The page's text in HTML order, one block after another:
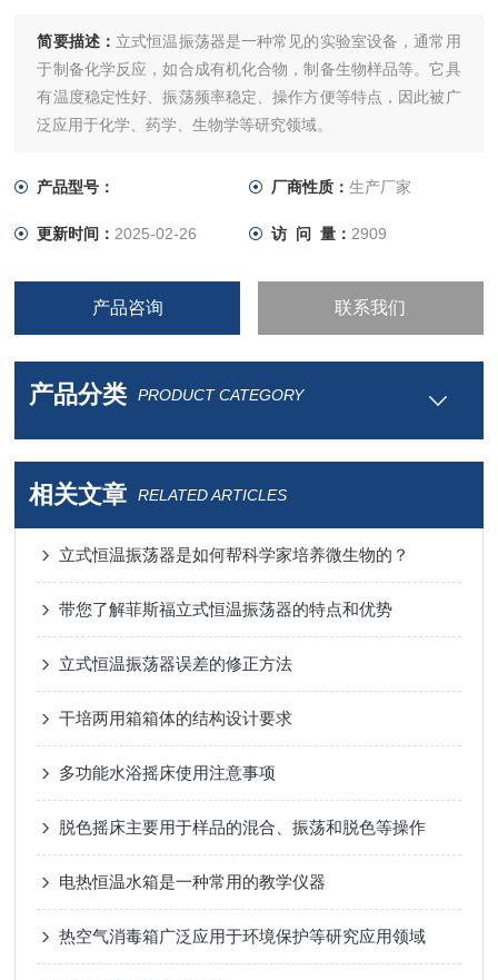
简要描述： 立式恒温振荡器是一种常见的实验室设备，通常用
于制备化学反应，如合成有机化合物，制备生物样品等。它具
有温度稳定性好、振荡频率稳定、操作方便等特点，因此被广
泛应用于化学、药学、生物学等研究领域。
产品型号： 厂商性质： 生产厂家
更新时间： 2025-02-26 访 问 量： 2909
产品咨询 联系我们
产品分类 PRODUCT CATEGORY
相关文章 RELATED ARTICLES
立式恒温振荡器是如何帮科学家培养微生物的？
带您了解菲斯福立式恒温振荡器的特点和优势
立式恒温振荡器误差的修正方法
干培两用箱箱体的结构设计要求
多功能水浴摇床使用注意事项
脱色摇床主要用于样品的混合、振荡和脱色等操作
电热恒温水箱是一种常用的教学仪器
热空气消毒箱广泛应用于环境保护等研究应用领域